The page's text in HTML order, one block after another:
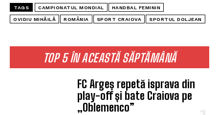
TOP 5 ÎN ACEASTĂ SĂPTĂMÂNĂ
FC Argeș repetă isprava din
play-off și bate Craiova pe
„Oblemenco”
TAGS CAMPIONATUL MONDIAL HANDBAL FEMININ
OVIDIU MIHĂILĂ ROMÂNIA SPORT CRAIOVA SPORTUL DOLJEAN